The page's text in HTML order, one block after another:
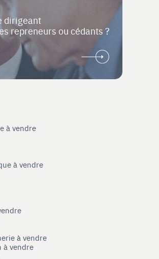
dirigeant
repreneurs ou cédants ?
à vendre
à vendre
à vendre
à vendre